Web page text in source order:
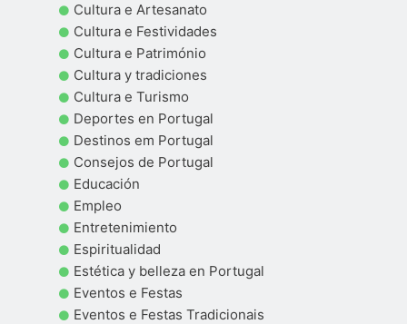
Cultura e Artesanato
Cultura e Festividades
Cultura e Património
Cultura y tradiciones
Cultura e Turismo
Deportes en Portugal
Destinos em Portugal
Consejos de Portugal
Educación
Empleo
Entretenimiento
Espiritualidad
Estética y belleza en Portugal
Eventos e Festas
Eventos e Festas Tradicionais